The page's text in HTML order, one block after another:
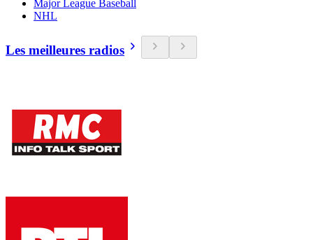
Major League Baseball
NHL
Les meilleures radios